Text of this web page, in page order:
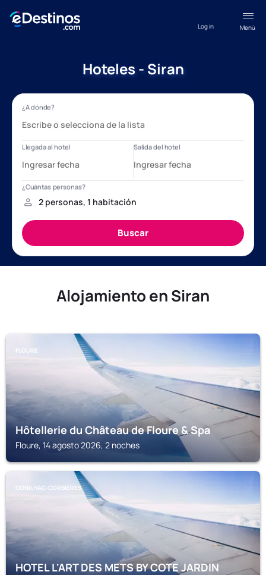
Menú
Log in
Hoteles - Siran
Alojamiento en Siran
FLOURE
Hôtellerie du Château de Floure & Spa
Floure, 14 agosto 2026, 2 noches
CONILHAC-CORBIÈRES
HOTEL L'ART DES METS BY COTE JARDIN